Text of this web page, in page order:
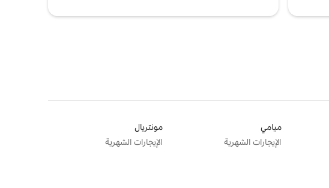
ميامي
الإيجارات الشهرية
مونتريال
الإيجارات الشهرية